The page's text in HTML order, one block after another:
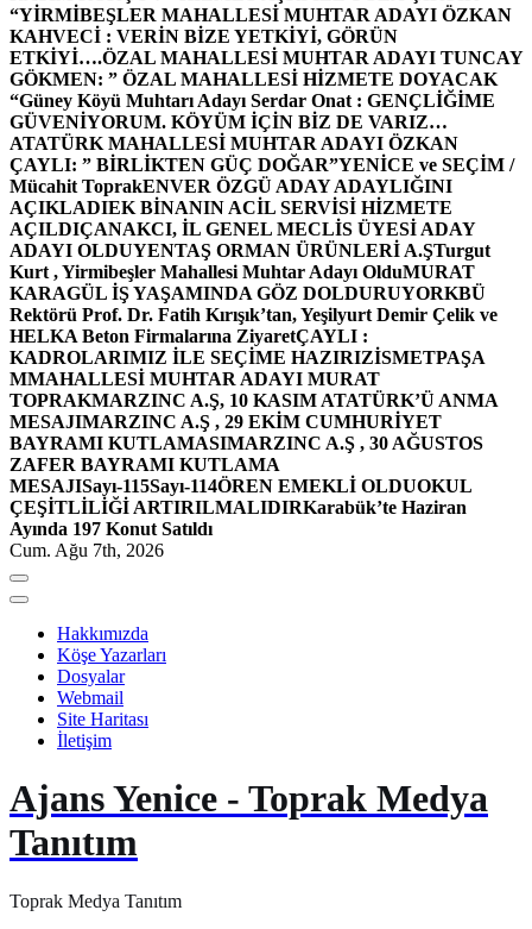
“YİRMİBEŞLER MAHALLESİ MUHTAR ADAYI ÖZKAN
KAHVECİ : VERİN BİZE YETKİYİ, GÖRÜN
ETKİYİ….ÖZAL MAHALLESİ MUHTAR ADAYI TUNCAY
GÖKMEN: ” ÖZAL MAHALLESİ HİZMETE DOYACAK
“Güney Köyü Muhtarı Adayı Serdar Onat : GENÇLİĞİME
GÜVENİYORUM. KÖYÜM İÇİN BİZ DE VARIZ…
ATATÜRK MAHALLESİ MUHTAR ADAYI ÖZKAN
ÇAYLI: ” BİRLİKTEN GÜÇ DOĞAR”YENİCE ve SEÇİM /
Mücahit ToprakENVER ÖZGÜ ADAY ADAYLIĞINI
AÇIKLADIEK BİNANIN ACİL SERVİSİ HİZMETE
AÇILDIÇANAKCI, İL GENEL MECLİS ÜYESİ ADAY
ADAYI OLDUYENTAŞ ORMAN ÜRÜNLERİ A.ŞTurgut
Kurt , Yirmibeşler Mahallesi Muhtar Adayı OlduMURAT
KARAGÜL İŞ YAŞAMINDA GÖZ DOLDURUYORKBÜ
Rektörü Prof. Dr. Fatih Kırışık’tan, Yeşilyurt Demir Çelik ve
HELKA Beton Firmalarına ZiyaretÇAYLI :
KADROLARIMIZ İLE SEÇİME HAZIRIZİSMETPAŞA
MMAHALLESİ MUHTAR ADAYI MURAT
TOPRAKMARZINC A.Ş, 10 KASIM ATATÜRK’Ü ANMA
MESAJIMARZINC A.Ş , 29 EKİM CUMHURİYET
BAYRAMI KUTLAMASIMARZINC A.Ş , 30 AĞUSTOS
ZAFER BAYRAMI KUTLAMA
MESAJISayı-115Sayı-114ÖREN EMEKLİ OLDUOKUL
ÇEŞİTLİLİĞİ ARTIRILMALIDIRKarabük’te Haziran
Ayında 197 Konut Satıldı
Cum. Ağu 7th, 2026
Hakkımızda
Köşe Yazarları
Dosyalar
Webmail
Site Haritası
İletişim
Ajans Yenice - Toprak Medya
Tanıtım
Toprak Medya Tanıtım